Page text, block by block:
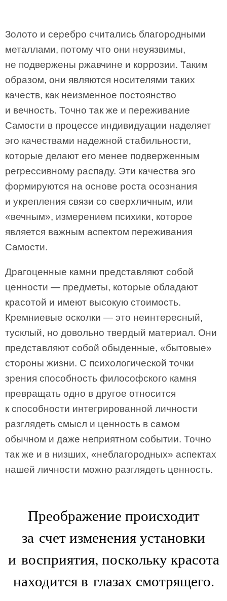
Золото и серебро считались благородными
металлами, потому что они неуязвимы,
не подвержены ржавчине и коррозии. Таким
образом, они являются носителями таких
качеств, как неизменное постоянство
и вечность. Точно так же и переживание
Самости в процессе индивидуации наделяет
эго качествами надежной стабильности,
которые делают его менее подверженным
регрессивному распаду. Эти качества эго
формируются на основе роста осознания
и укрепления связи со сверхличным, или
«вечным», измерением психики, которое
является важным аспектом переживания
Самости.
Драгоценные камни представляют собой
ценности — предметы, которые обладают
красотой и имеют высокую стоимость.
Кремниевые осколки — это неинтересный,
тусклый, но довольно твердый материал. Они
представляют собой обыденные, «бытовые»
стороны жизни. С психологической точки
зрения способность философского камня
превращать одно в другое относится
к способности интегрированной личности
разглядеть смысл и ценность в самом
обычном и даже неприятном событии. Точно
так же и в низших, «неблагородных» аспектах
нашей личности можно разглядеть ценность.
Преображение происходит
за счет изменения установки
и восприятия, поскольку красота
находится в глазах смотрящего.